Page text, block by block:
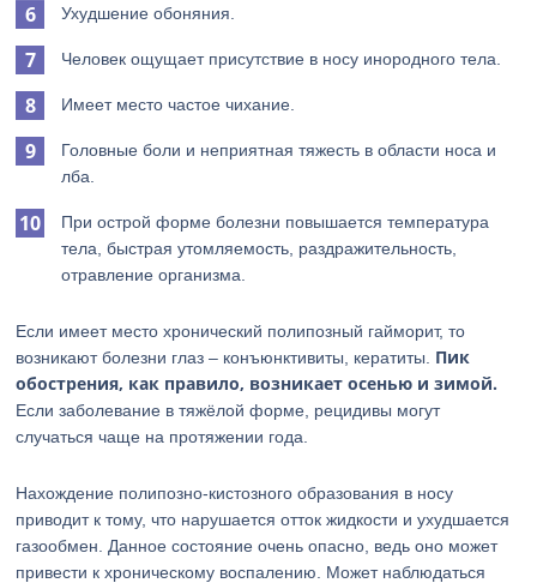
Ухудшение обоняния.
Человек ощущает присутствие в носу инородного тела.
Имеет место частое чихание.
Головные боли и неприятная тяжесть в области носа и
лба.
При острой форме болезни повышается температура
тела, быстрая утомляемость, раздражительность,
отравление организма.
Если имеет место хронический полипозный гайморит, то
возникают болезни глаз – конъюнктивиты, кератиты. Пик
обострения, как правило, возникает осенью и зимой.
Если заболевание в тяжёлой форме, рецидивы могут
случаться чаще на протяжении года.
Нахождение полипозно-кистозного образования в носу
приводит к тому, что нарушается отток жидкости и ухудшается
газообмен. Данное состояние очень опасно, ведь оно может
привести к хроническому воспалению. Может наблюдаться